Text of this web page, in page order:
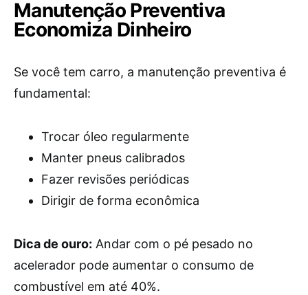
Manutenção Preventiva
Economiza Dinheiro
Se você tem carro, a manutenção preventiva é
fundamental:
Trocar óleo regularmente
Manter pneus calibrados
Fazer revisões periódicas
Dirigir de forma econômica
Dica de ouro: Andar com o pé pesado no
acelerador pode aumentar o consumo de
combustível em até 40%.